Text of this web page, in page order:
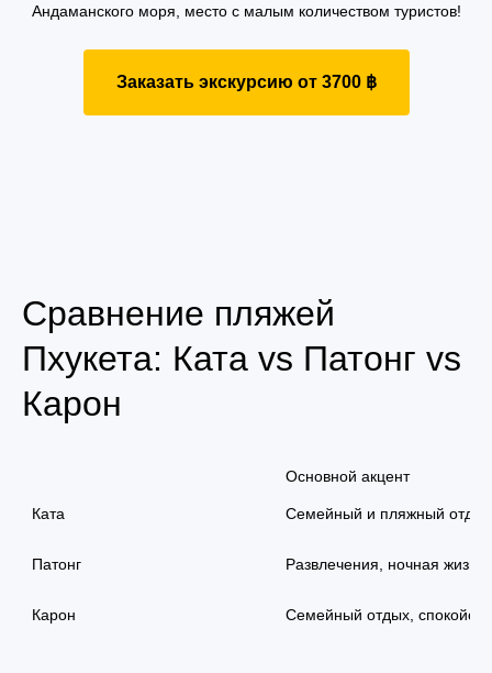
Андаманского моря, место с малым количеством туристов!
Заказать экскурсию от 3700 ฿
Сравнение пляжей
Пхукета: Ката vs Патонг vs
Карон
Основной акцент
Ката Семейный и пляжный отдых
Патонг Развлечения, ночная жизнь
Карон Семейный отдых,